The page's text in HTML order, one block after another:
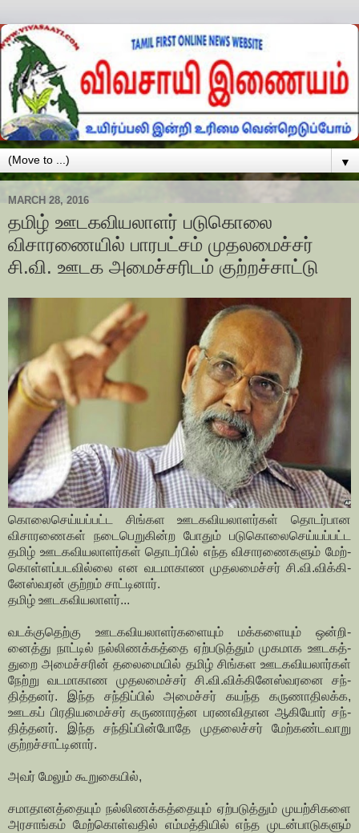
▼
MARCH 28, 2016
தமிழ் ஊடகவியலாளர் படுகொலை
விசாரணையில் பாரபட்சம் முதலமைச்சர்
சி.வி. ஊடக அமைச்சரிடம் குற்றச்சாட்டு
கொலை­செய்­யப்­பட்ட சிங்­கள ஊட­க­வி­ய­லா­ளர்கள் தொடர்­பான
விசா­ர­ணைகள் நடை­பெ­று­கின்ற போதும் படு­கொ­லை­செய்­யப்­பட்ட
தமிழ் ஊட­க­வி­ய­லா­ளர்கள் தொடர்பில் எந்த விசா­ர­ணை­களும் மேற்­
கொள்­ளப்­ப­ட­வில்லை என வட­மா­காண முத­ல­மைச்சர் சி.வி.விக்­கி­
னேஸ்­வரன் குற்றம் சாட்­டினார்.
தமிழ் ஊடகவியலாளர்...
வடக்குதெற்கு ஊட­க­வி­ய­லா­ளர்­க­ளையும் மக்­க­ளையும் ஒன்­றி­
னைத்து நாட்டில் நல்­லி­ணக்­கத்தை ஏற்­ப­டுத்தும் முக­மாக ஊட­கத்­
துறை அமைச்­சரின் தலை­மையில் தமிழ் சிங்­கள ஊட­க­வி­ய­லார்கள்
நேற்று வட­மா­காண முத­ல­மைச்சர் சி.வி.விக்­கி­னேஸ்­வ­ரனை சந்­
தித்­தனர். இந்த சந்­திப்பில் அமைச்சர் கயந்த கரு­ணா­தி­லக்க,
ஊடகப் பிர­தி­ய­மைச்சர் கரு­ணா­ரத்ன பர­ண­வி­தான ஆகியோர் சந்­
தித்­தனர். இந்த சந்­திப்­பின்­போதே முத­லைச்சர் மேற்­கண்­ட­வாறு
குற்­றச்­சாட்­டினார்.
அவர் மேலும் கூறு­கையில்,
சமா­தா­னத்­தையும் நல்­லி­ணக்­கத்­தையும் ஏற்­ப­டுத்தும் முயற்­சி­களை
அர­சாங்கம் மேற்­கொள்­வதில் எம்­மத்­தியில் எந்த முடன்­பா­டு­களும்